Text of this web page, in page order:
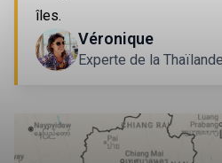
îles.
Véronique
Experte de la